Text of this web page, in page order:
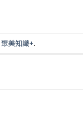
聚美知識+.